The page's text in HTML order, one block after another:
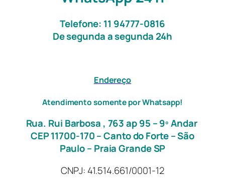
Telefone: 11 94777-0816
De segunda a segunda 24h
Endereço
Atendimento somente por Whatsapp!
Rua. Rui Barbosa , 763 ap 95 – 9º Andar
CEP 11700-170 – Canto do Forte – São
Paulo – Praia Grande SP
CNPJ: 41.514.661/0001-12